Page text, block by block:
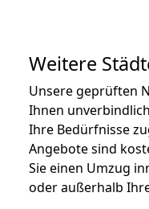
Weitere
Unsere geprüften
Ihnen
Ihre Bedürfnisse
Angebote sind
Sie einen Umzug
oder außerhalb